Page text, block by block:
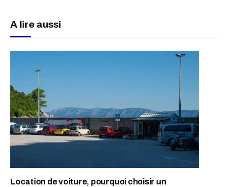
A lire aussi
Location de voiture, pourquoi choisir un